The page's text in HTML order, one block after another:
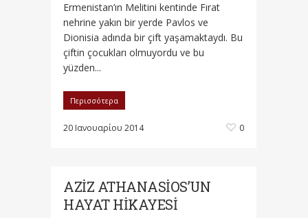
Ermenistan’ın Melitini kentinde Fırat
nehrine yakın bir yerde Pavlos ve
Dionisia adında bir çift yaşamaktaydı. Bu
çiftin çocukları olmuyordu ve bu
yüzden...
Περισσότερα
20 Ιανουαρίου 2014 0
AZİZ ATHANASİOS’UN
HAYAT HİKAYESİ